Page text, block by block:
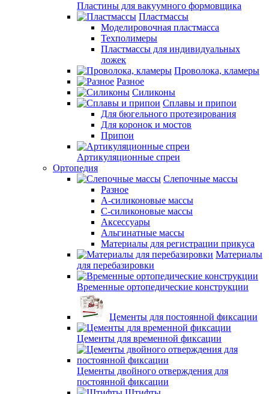
Пластины для вакуумного формовщика
Пластмассы
Моделировочная пластмасса
Техполимеры
Пластмассы для индивидуальных
ложек
Проволока, кламеры
Разное
Силиконы
Сплавы и припои
Для бюгельного протезирования
Для коронок и мостов
Припои
Артикуляционные спреи
Ортопедия
Слепочные массы
Разное
А-силиконовые массы
С-силиконовые массы
Аксессуары
Альгинатные массы
Материалы для регистрации прикуса
Материалы
для перебазировки
Временные ортопедические конструкции
Цементы для постоянной фиксации
Цементы для временной фиксации
Цементы двойного отверждения для
постоянной фиксации